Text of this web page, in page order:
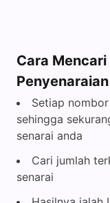
Cara
Penyenaraian
Setiap
sehingga
senarai anda
Cari jumlah
senarai